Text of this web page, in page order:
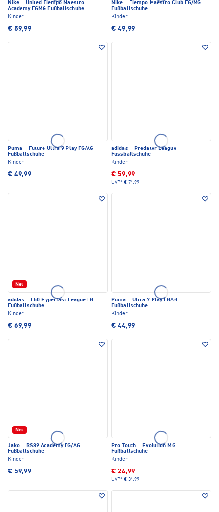
Nike · United Tiempo Maestro
Academy FGMG Fußballschuhe
Kinder
€ 59,99
Nike ·
Tiempo Maestro Club FG/MG
Fußballschuhe
Kinder
€ 49,99
Puma · Future Ultra 9 Play FG/AG
Fußballschuhe
Kinder
€ 49,99
adidas · Predator League
Fussballschuhe
Kinder
€ 59,99
UVP* € 74,99
Neu
adidas · F50 Hyperfast League FG
Fußballschuhe
Kinder
€ 69,99
Puma · Ultra 7 Play FGAG
Fußballschuhe
Kinder
€ 44,99
Neu
Jako · RS89 Academy FG/AG
Fußballschuhe
Kinder
€ 59,99
Pro Touch · Evolution MG
Fußballschuhe
Kinder
€ 24,99
UVP* € 34,99